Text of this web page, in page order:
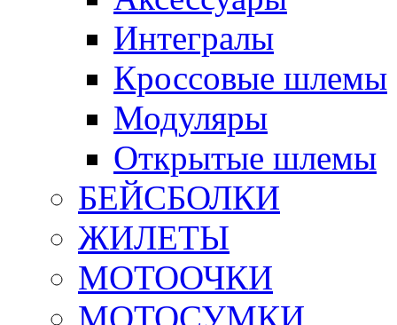
Интегралы
Кроссовые шлемы
Модуляры
Открытые шлемы
БЕЙСБОЛКИ
ЖИЛЕТЫ
МОТООЧКИ